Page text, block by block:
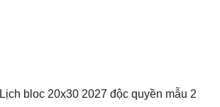
Lịch bloc 20x30 2027 độc quyền mẫu 2